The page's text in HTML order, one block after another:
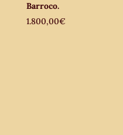
Barroco.
1.800,00€